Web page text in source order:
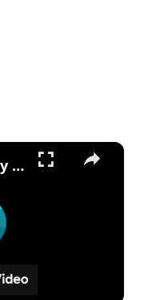
×
Evangelio de hoy - Jueves 19 de junio de 2025 - Lucas 9:11b-17 - Biblia Católica